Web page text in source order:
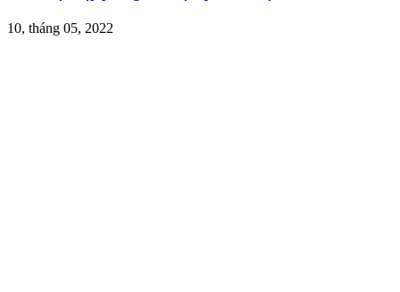
10, tháng 05, 2022